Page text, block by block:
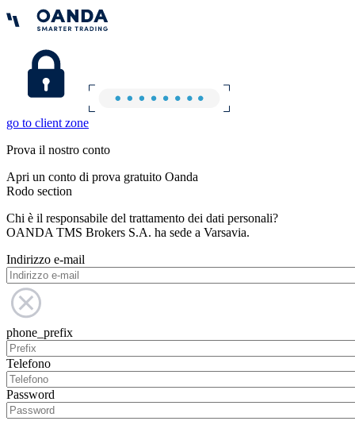
go to client zone
Prova il nostro conto
Apri un conto di prova gratuito Oanda
Rodo section
Chi è il responsabile del trattamento dei dati personali?
OANDA TMS Brokers S.A. ha sede a Varsavia.
Indirizzo e-mail
phone_prefix
Telefono
Password